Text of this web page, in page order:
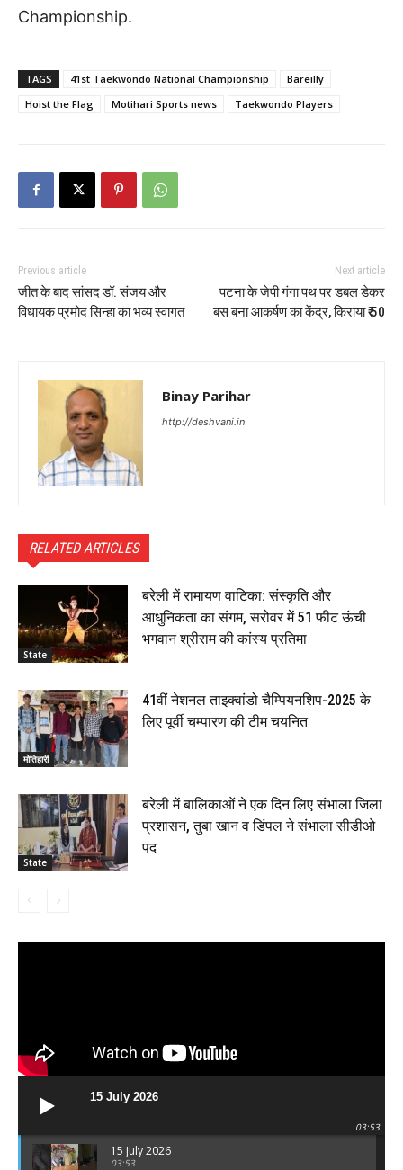
Championship.
TAGS 41st Taekwondo National Championship
Bareilly
Hoist the Flag
Motihari Sports news Taekwondo Players
Previous article
जीत के बाद सांसद डॉ. संजय और
विधायक प्रमोद सिन्हा का भव्य स्वागत
Next article
पटना के जेपी गंगा पथ पर डबल डेकर
बस बना आकर्षण का केंद्र, किराया ₹ 50
Binay Parihar
http://deshvani.in
RELATED ARTICLES
State
बरेली में रामायण वाटिका: संस्कृति और
आधुनिकता का संगम, सरोवर में 51 फीट ऊंची
भगवान श्रीराम की कांस्य प्रतिमा
मोतिहारी
41वीं नेशनल ताइक्वांडो चैम्पियनशिप-2025 के
लिए पूर्वी चम्पारण की टीम चयनित
State
बरेली में बालिकाओं ने एक दिन लिए संभाला जिला
प्रशासन, तुबा खान व डिंपल ने संभाला सीडीओ
पद
15 July 2026
03:53
15 July 2026
03:53